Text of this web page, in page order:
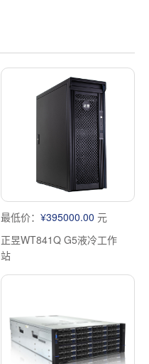
最低价： ¥395000.00 元
正昱WT841Q G5液冷工作
站